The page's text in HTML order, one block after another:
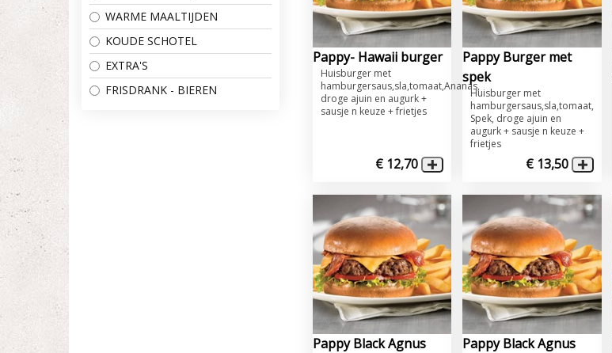
WARME MAALTIJDEN
KOUDE SCHOTEL
EXTRA'S
FRISDRANK - BIEREN
Pappy- Hawaii burger
​Huisburger met
hamburgersaus,sla,tomaat,Ananas,
droge ajuin en augurk +
sausje n keuze + frietjes
€ 12,70
Pappy Burger met
spek
​Huisburger met
hamburgersaus,sla,tomaat,
Spek, droge ajuin en
augurk + sausje n keuze +
frietjes
€ 13,50
Pappy Black Agnus
Pappy Black Agnus